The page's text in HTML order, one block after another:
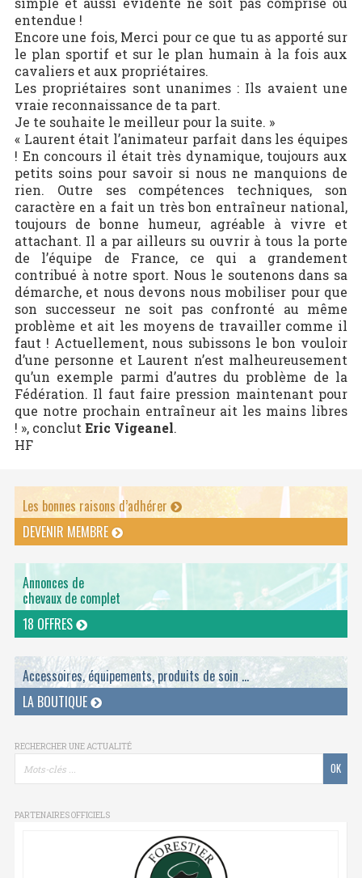
entendue !
Encore une fois, Merci pour ce que tu as apporté sur
le plan sportif et sur le plan humain à la fois aux
cavaliers et aux propriétaires.
Les propriétaires sont unanimes : Ils avaient une
vraie reconnaissance de ta part.
Je te souhaite le meilleur pour la suite. »
« Laurent était l’animateur parfait dans les équipes
! En concours il était très dynamique, toujours aux
petits soins pour savoir si nous ne manquions de
rien. Outre ses compétences techniques, son
caractère en a fait un très bon entraîneur national,
toujours de bonne humeur, agréable à vivre et
attachant. Il a par ailleurs su ouvrir à tous la porte
de l’équipe de France, ce qui a grandement
contribué à notre sport. Nous le soutenons dans sa
démarche, et nous devons nous mobiliser pour que
son successeur ne soit pas confronté au même
problème et ait les moyens de travailler comme il
faut ! Actuellement, nous subissons le bon vouloir
d’une personne et Laurent n’est malheureusement
qu’un exemple parmi d’autres du problème de la
Fédération. Il faut faire pression maintenant pour
que notre prochain entraîneur ait les mains libres
! », conclut Eric Vigeanel.
HF
Les bonnes raisons d’adhérer
DEVENIR MEMBRE
Annonces de
chevaux de complet
18 OFFRES
Accessoires, équipements, produits de soin ...
LA BOUTIQUE
RECHERCHER UNE ACTUALITÉ
PARTENAIRES OFFICIELS